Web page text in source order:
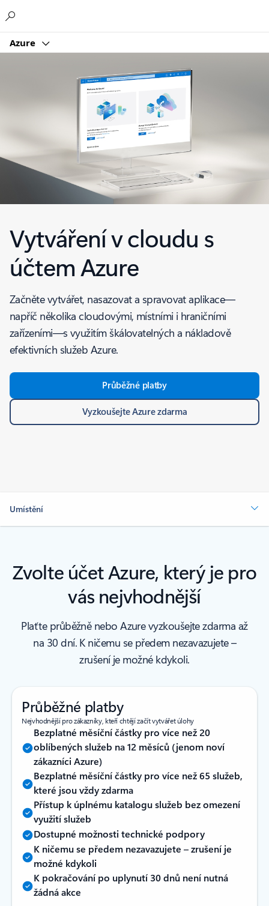
Azure
Vytváření v cloudu s
účtem Azure
Začněte vytvářet, nasazovat a spravovat aplikace—
napříč několika cloudovými, místními i hraničními
zařízeními—s využitím škálovatelných a nákladově
efektivních služeb Azure.
Průběžné platby
Vyzkoušejte Azure zdarma
Umístění
Zvolte účet Azure, který je pro
vás nejvhodnější
Plaťte průběžně nebo Azure vyzkoušejte zdarma až
na 30 dní. K ničemu se předem nezavazujete –⁠⁠
zrušení je možné kdykoli.
Průběžné platby
Nejvhodnější pro zákazníky, kteří chtějí začít vytvářet úlohy
Bezplatné měsíční částky pro více než 20
oblíbených služeb na 12 měsíců (jenom noví
zákazníci Azure)
Bezplatné měsíční částky pro více než 65 služeb,
které jsou vždy zdarma
Přístup k úplnému katalogu služeb bez omezení
využití služeb
Dostupné možnosti technické podpory
K ničemu se předem nezavazujete –⁠⁠ zrušení je
možné kdykoli
K pokračování po uplynutí 30 dnů není nutná
žádná akce